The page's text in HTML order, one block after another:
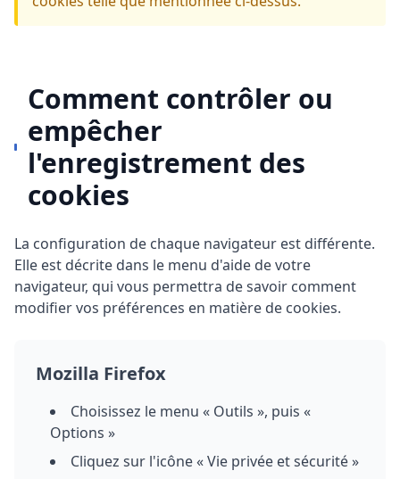
Comment contrôler ou
empêcher
l'enregistrement des
cookies
La configuration de chaque navigateur est différente.
Elle est décrite dans le menu d'aide de votre
navigateur, qui vous permettra de savoir comment
modifier vos préférences en matière de cookies.
Mozilla Firefox
Choisissez le menu « Outils », puis «
Options »
Cliquez sur l'icône « Vie privée et sécurité »